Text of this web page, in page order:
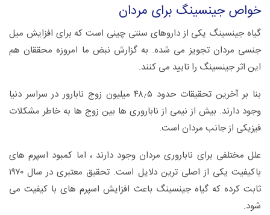
خواص جینسینگ برای مردان
گیاه جینسینگ یکی از داروهای سنتی چینی است که برای افزایش میل
جنسی مردان تجویز می شده. به گزارش نبض ما امروزه محققان هم
این اثر جینسینگ را تایید می کنند.
بنا بر آخرین تحقیقات حدود ۴۸٫۵ میلیون زوج نابارور در سراسر دنیا
وجود دارند. بیش از نیمی از ناباروری ها بین زوج ها به خاطر مشکلات
فیزیکی از جانب مردان است.
علل مختلفی برای ناباروری مردان وجود دارند ، اما کمبود اسپرم های
باکیفیت یکی از اصلی ترین دلایل است. تحقیق معتبری در سال ۱۹۷۰
ثابت کرده که گیاه جینسینگ باعث افزایش اسپرم های با کیفیت می
شود.